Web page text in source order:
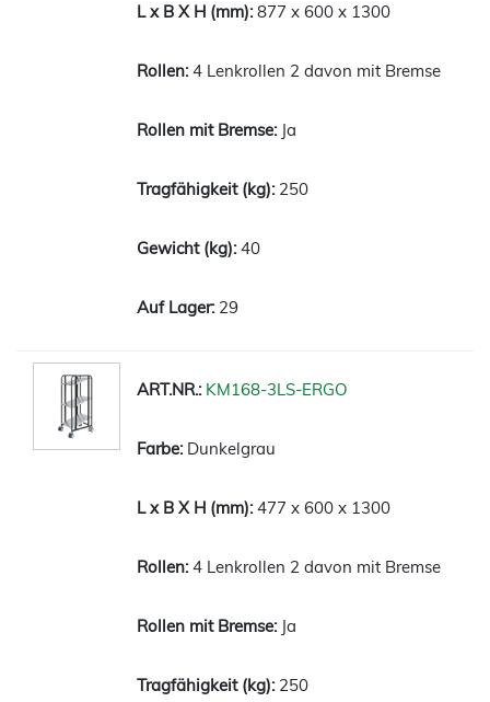
877 x 600 x 1300
4 Lenkrollen 2 davon mit Bremse
Ja
250
40
29
KM168-3LS-ERGO
Dunkelgrau
477 x 600 x 1300
4 Lenkrollen 2 davon mit Bremse
Ja
250